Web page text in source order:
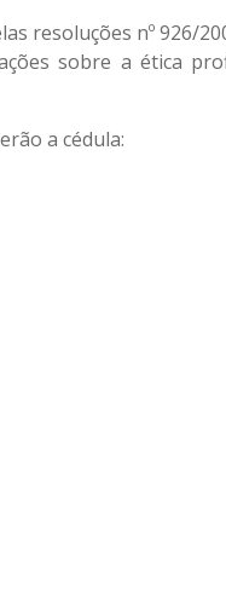
resoluções nº 926/
sobre a ética
a cédula: